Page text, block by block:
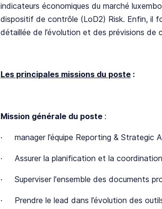
indicateurs économiques du marché
dispositif de contrôle (LoD2) Risk. Enfin, il
détaillée de l’évolution et des prévisions de
Les principales missions du poste :
Mission générale du poste :
· manager l’équipe Reporting & Strategic
· Assurer la planification et la
· Superviser l'ensemble des documents
· Prendre le lead dans l’évolution des